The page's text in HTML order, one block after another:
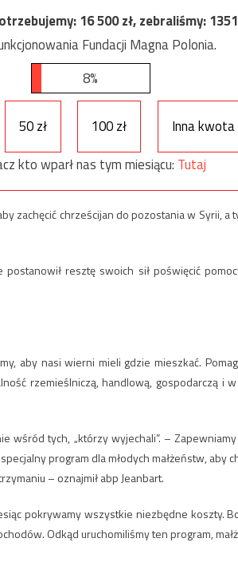
16 500zł, zebraliśmy:1351
Fundacji Magna Polonia.
8%
50 zł 100 zł
Inna kwota
kto wparł nas tym miesiącu: Tutaj
zachęcić chrześcijan do pozostania w Syrii,
postanowił resztę swoich sił poświęcić
aby nasi wierni mieli gdzie mieszkać.
rzemieślniczą, handlową, gospodarczą i
wśród tych, „którzy wyjechali”. –
program dla młodych małżeństw, aby
– oznajmił abp Jeanbart.
pokrywamy wszystkie niezbędne koszty.
Odkąd uruchomiliśmy ten program,